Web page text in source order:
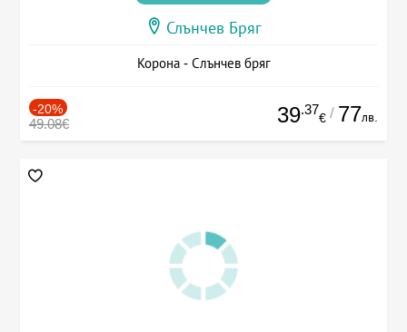
Слънчев Бряг
Корона - Слънчев бряг
-20%
49.08€ 39.37
€ / 77лв.